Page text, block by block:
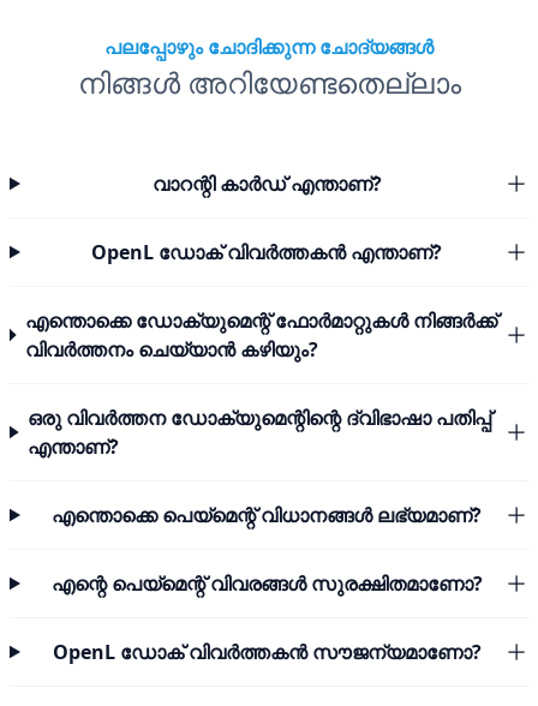
പലപ്പോഴും ചോദിക്കുന്ന ചോദ്യങ്ങൾ
നിങ്ങൾ അറിയേണ്ടതെല്ലാം
വാറന്റി കാർഡ് എന്താണ്?
OpenL ഡോക് വിവർത്തകൻ എന്താണ്?
എന്തൊക്കെ ഡോക്യുമെന്റ് ഫോർമാറ്റുകൾ നിങ്ങർക്ക്
വിവർത്തനം ചെയ്യാൻ കഴിയും?
ഒരു വിവർത്തന ഡോക്യുമെന്റിന്റെ ദ്വിഭാഷാ പതിപ്പ്
എന്താണ്?
എന്തൊക്കെ പെയ്മെന്റ് വിധാനങ്ങൾ ലഭ്യമാണ്?
എന്റെ പെയ്മെന്റ് വിവരങ്ങൾ സുരക്ഷിതമാണോ?
OpenL ഡോക് വിവർത്തകൻ സൗജന്യമാണോ?